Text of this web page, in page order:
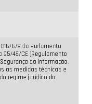
679 do Parlamento
95/46/CE (Regulamento
da Informação,
as medidas técnicas e
regime jurídico do